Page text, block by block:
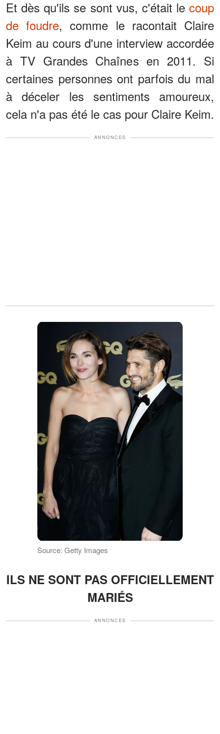
Et dès qu'ils se sont vus, c'était le coup
de foudre, comme le racontait Claire
Keim au cours d'une interview accordée
à TV Grandes Chaînes en 2011. Si
certaines personnes ont parfois du mal
à déceler les sentiments amoureux,
cela n'a pas été le cas pour Claire Keim.
ANNONCES
Source: Getty Images
ILS NE SONT PAS OFFICIELLEMENT
MARIÉS
ANNONCES